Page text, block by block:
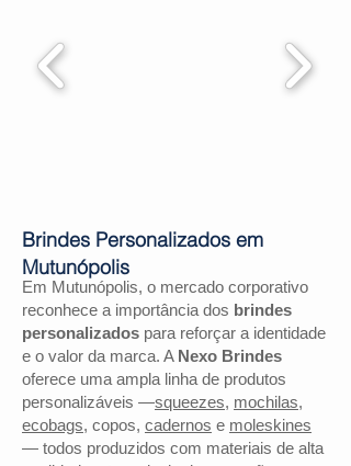
Em Mutunópolis, o mercado corporativo
reconhece a importância dos brindes
personalizados para reforçar a identidade
e o valor da marca. A Nexo Brindes
oferece uma ampla linha de produtos
personalizáveis —squeezes, mochilas,
ecobags, copos, cadernos e moleskines
— todos produzidos com materiais de alta
Brindes Personalizados em
Mutunópolis